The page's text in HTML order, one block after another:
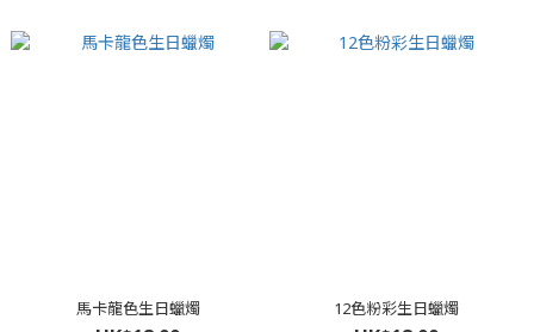
馬卡龍色生日蠟燭 12色粉彩生日蠟燭